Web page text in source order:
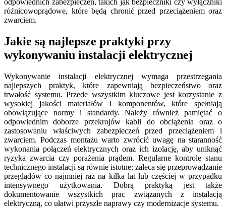
różnicowoprądowe, które będą chronić przed przeciążeniem oraz
zwarciem.
Jakie są najlepsze praktyki przy
wykonywaniu instalacji elektrycznej
Wykonywanie instalacji elektrycznej wymaga przestrzegania
najlepszych praktyk, które zapewniają bezpieczeństwo oraz
trwałość systemu. Przede wszystkim kluczowe jest korzystanie z
wysokiej jakości materiałów i komponentów, które spełniają
obowiązujące normy i standardy. Należy również pamiętać o
odpowiednim doborze przekrojów kabli do obciążenia oraz o
zastosowaniu właściwych zabezpieczeń przed przeciążeniem i
zwarciem. Podczas montażu warto zwrócić uwagę na staranność
wykonania połączeń elektrycznych oraz ich izolację, aby uniknąć
ryzyka zwarcia czy porażenia prądem. Regularne kontrole stanu
technicznego instalacji są równie istotne; zaleca się przeprowadzanie
przeglądów co najmniej raz na kilka lat lub częściej w przypadku
intensywnego użytkowania. Dobrą praktyką jest także
dokumentowanie wszystkich prac związanych z instalacją
elektryczną, co ułatwi przyszłe naprawy czy modernizacje systemu.